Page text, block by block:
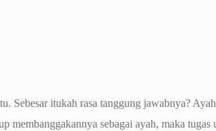
Sebesar itukah rasa tanggung jawabnya?
sebagai ayah, maka